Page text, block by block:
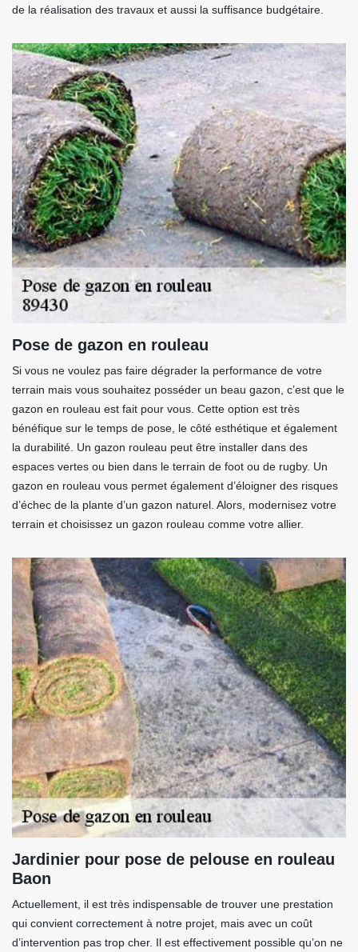
de la réalisation des travaux et aussi la suffisance budgétaire.
Pose de gazon en rouleau
Si vous ne voulez pas faire dégrader la performance de votre
terrain mais vous souhaitez posséder un beau gazon, c’est que le
gazon en rouleau est fait pour vous. Cette option est très
bénéfique sur le temps de pose, le côté esthétique et également
la durabilité. Un gazon rouleau peut être installer dans des
espaces vertes ou bien dans le terrain de foot ou de rugby. Un
gazon en rouleau vous permet également d’éloigner des risques
d’échec de la plante d’un gazon naturel. Alors, modernisez votre
terrain et choisissez un gazon rouleau comme votre allier.
Jardinier pour pose de pelouse en rouleau
Baon
Actuellement, il est très indispensable de trouver une prestation
qui convient correctement à notre projet, mais avec un coût
d’intervention pas trop cher. Il est effectivement possible qu’on ne